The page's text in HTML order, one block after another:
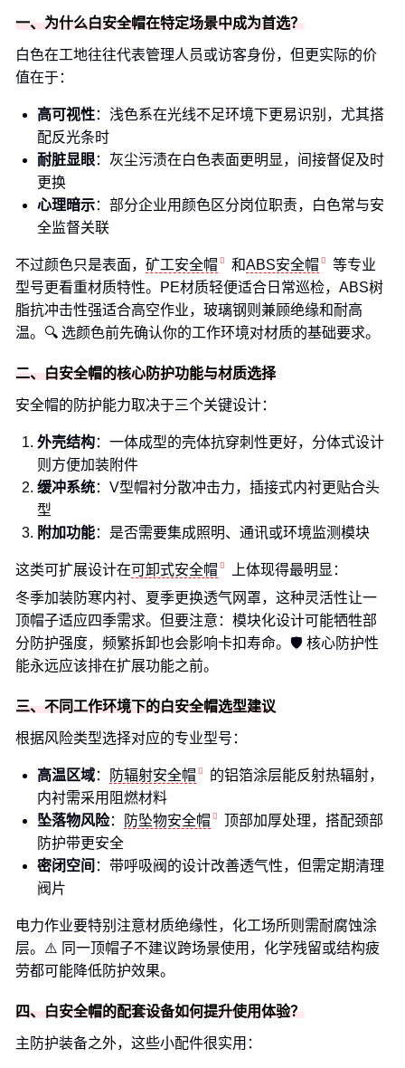
一、为什么白安全帽在特定场景中成为首选？
白色在工地往往代表管理人员或访客身份，但更实际的价
值在于：
高可视性：浅色系在光线不足环境下更易识别，尤其搭
配反光条时
耐脏显眼：灰尘污渍在白色表面更明显，间接督促及时
更换
心理暗示：部分企业用颜色区分岗位职责，白色常与安
全监督关联
不过颜色只是表面， 矿工安全帽 和ABS安全帽
等专业
型号更看重材质特性。PE材质轻便适合日常巡检，ABS树
脂抗冲击性强适合高空作业，玻璃钢则兼顾绝缘和耐高
温。🔍 选颜色前先确认你的工作环境对材质的基础要求。
二、白安全帽的核心防护功能与材质选择
安全帽的防护能力取决于三个关键设计：
外壳结构：一体成型的壳体抗穿刺性更好，分体式设计
则方便加装附件
缓冲系统：V型帽衬分散冲击力，插接式内衬更贴合头
型
附加功能：是否需要集成照明、通讯或环境监测模块
这类可扩展设计在可卸式安全帽
上体现得最明显：
冬季加装防寒内衬、夏季更换透气网罩，这种灵活性让一
顶帽子适应四季需求。但要注意：模块化设计可能牺牲部
分防护强度，频繁拆卸也会影响卡扣寿命。🛡️ 核心防护性
能永远应该排在扩展功能之前。
三、不同工作环境下的白安全帽选型建议
根据风险类型选择对应的专业型号：
高温区域： 防辐射安全帽
的铝箔涂层能反射热辐射，
内衬需采用阻燃材料
坠落物风险： 防坠物安全帽
顶部加厚处理，搭配颈部
防护带更安全
密闭空间 ：带呼吸阀的设计改善透气性，但需定期清理
阀片
电力作业要特别注意材质绝缘性，化工场所则需耐腐蚀涂
层。⚠️ 同一顶帽子不建议跨场景使用，化学残留或结构疲
劳都可能降低防护效果。
四、白安全帽的配套设备如何提升使用体验？
主防护装备之外，这些小配件很实用：